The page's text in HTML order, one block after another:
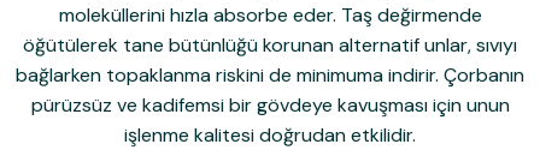
moleküllerini hızla absorbe eder. Taş değirmende
öğütülerek tane bütünlüğü korunan alternatif unlar, sıvıyı
bağlarken topaklanma riskini de minimuma indirir. Çorbanın
pürüzsüz ve kadifemsi bir gövdeye kavuşması için unun
işlenme kalitesi doğrudan etkilidir.